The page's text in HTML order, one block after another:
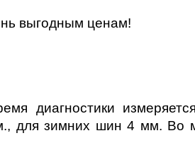
выгодным ценам!
диагностики
для зимних шин 4 мм. Во